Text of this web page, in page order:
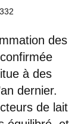
des
à des
dernier.
de lait